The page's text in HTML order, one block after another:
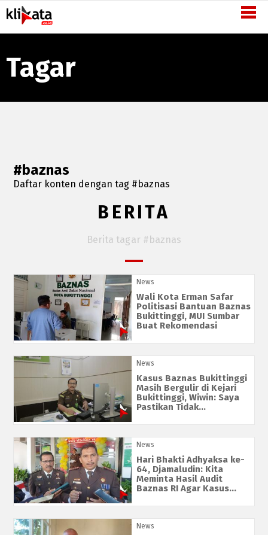
Semangat
Inovasi
KliKata.co.id
Tagar
#baznas
Daftar konten dengan tag #baznas
BERITA
Berita tagar #baznas
News
Wali Kota Erman Safar
Politisasi Bantuan Baznas
Bukittinggi, MUI Sumbar
Buat Rekomendasi
News
Kasus Baznas Bukittinggi
Masih Bergulir di Kejari
Bukittinggi, Wiwin: Saya
Pastikan Tidak...
News
Hari Bhakti Adhyaksa ke-
64, Djamaludin: Kita
Meminta Hasil Audit
Baznas RI Agar Kasus...
News